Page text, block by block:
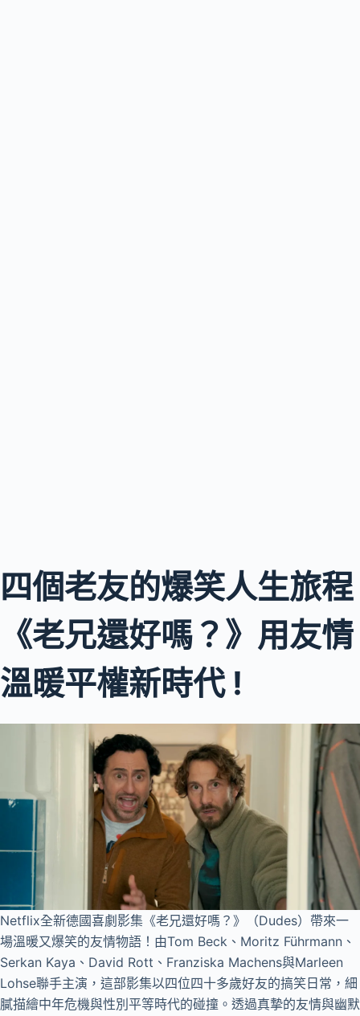
四個老友的爆笑人生旅程
《老兄還好嗎？》用友情
溫暖平權新時代 !
Netflix全新德國喜劇影集《老兄還好嗎？》（Dudes）帶來一
場溫暖又爆笑的友情物語！由Tom Beck、Moritz Führmann、
Serkan Kaya、David Rott、Franziska Machens與Marleen
Lohse聯手主演，這部影集以四位四十多歲好友的搞笑日常，細
膩描繪中年危機與性別平等時代的碰撞。透過真摯的友情與幽默